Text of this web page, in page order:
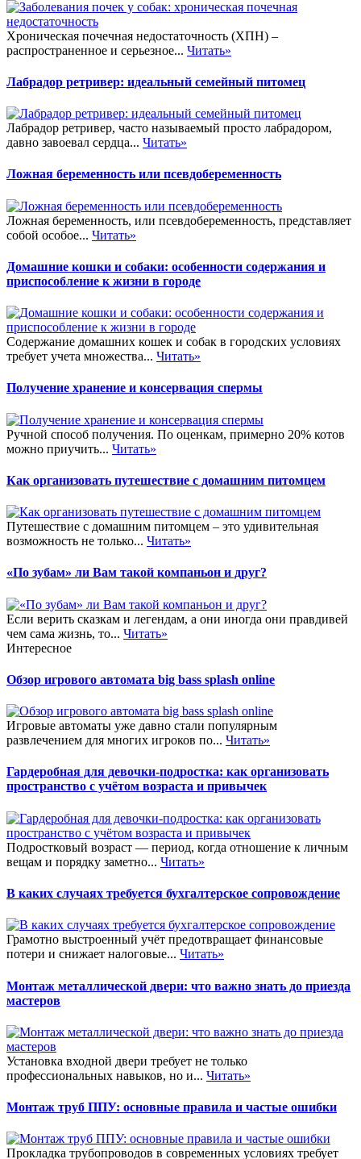
Хроническая почечная недостаточность (ХПН) –
распространенное и серьезное... Читать»
Лабрадор ретривер: идеальный семейный питомец
Лабрадор ретривер, часто называемый просто лабрадором,
давно завоевал сердца... Читать»
Ложная беременность или псевдобеременность
Ложная беременность, или псевдобеременность, представляет
собой особое... Читать»
Домашние кошки и собаки: особенности содержания и
приспособление к жизни в городе
Содержание домашних кошек и собак в городских условиях
требует учета множества... Читать»
Получение хранение и консервация спермы
Ручной способ получения. По оценкам, примерно 20% котов
можно приучить... Читать»
Как организовать путешествие с домашним питомцем
Путешествие с домашним питомцем – это удивительная
возможность не только... Читать»
«По зубам» ли Вам такой компаньон и друг?
Если верить сказкам и легендам, а они иногда они правдивей
чем сама жизнь, то... Читать»
Интересное
Обзор игрового автомата big bass splash online
Игровые автоматы уже давно стали популярным
развлечением для многих игроков по... Читать»
Гардеробная для девочки-подростка: как организовать
пространство с учётом возраста и привычек
Подростковый возраст — период, когда отношение к личным
вещам и порядку заметно... Читать»
В каких случаях требуется бухгалтерское сопровождение
Грамотно выстроенный учёт предотвращает финансовые
потери и снижает налоговые... Читать»
Монтаж металлической двери: что важно знать до приезда
мастеров
Установка входной двери требует не только
профессиональных навыков, но и... Читать»
Монтаж труб ППУ: основные правила и частые ошибки
Прокладка трубопроводов в современных условиях требует